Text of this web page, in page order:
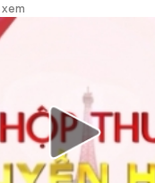
xem